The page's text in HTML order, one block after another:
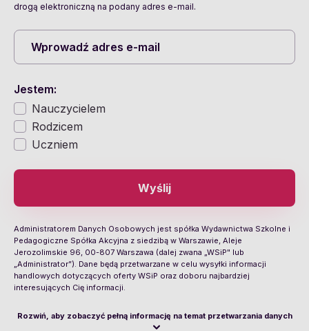
drogą elektroniczną na podany adres e-mail.
Jestem:
Nauczycielem
Rodzicem
Uczniem
Wyślij
Administratorem Danych Osobowych jest spółka Wydawnictwa Szkolne i
Pedagogiczne Spółka Akcyjna z siedzibą w Warszawie, Aleje
Jerozolimskie 96, 00-807 Warszawa (dalej zwana „WSiP" lub
„Administrator”). Dane będą przetwarzane w celu wysyłki informacji
handlowych dotyczących oferty WSiP oraz doboru najbardziej
interesujących Cię informacji.
Rozwiń, aby zobaczyć pełną informację na temat przetwarzania danych